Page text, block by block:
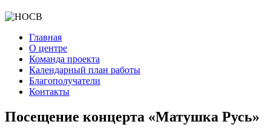
Главная
О центре
Команда проекта
Календарный план работы
Благополучатели
Контакты
Посещение концерта «Матушка Русь»